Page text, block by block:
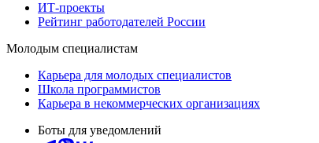
ИТ-проекты
Рейтинг работодателей России
Молодым специалистам
Карьера для молодых специалистов
Школа программистов
Карьера в некоммерческих организациях
Боты для уведомлений